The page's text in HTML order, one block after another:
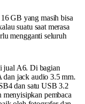
GB yang masih bisa
suatu saat merasa
mengganti seluruh
jual A6. Di bagian
dan jack audio 3.5 mm.
dan satu USB 3.2
pembaca